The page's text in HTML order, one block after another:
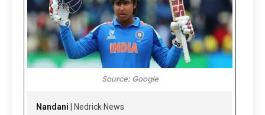
Source: Google
Nandani | Nedrick News